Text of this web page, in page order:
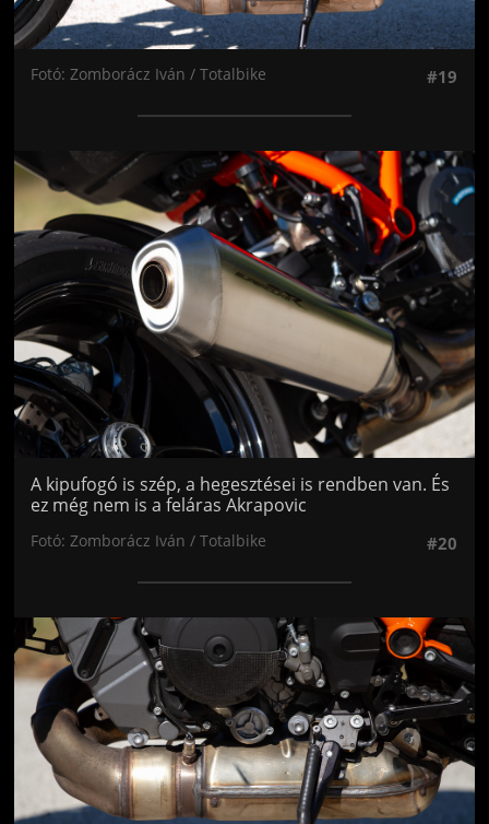
Fotó: Zomborácz Iván / Totalbike #19
Jön még kép!
A kipufogó is szép, a hegesztései is rendben van. És
ez még nem is a feláras Akrapovic
Fotó: Zomborácz Iván / Totalbike #20
Jön még kép!